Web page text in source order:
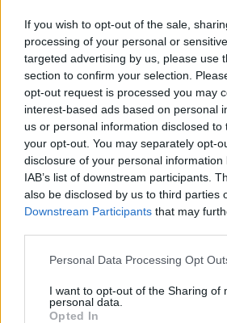
If you wish to opt-out of the sale,
processing of your personal or
targeted advertising by us, please use
section to confirm your selection.
opt-out request is processed you may
interest-based ads based on personal
us or personal information disclosed
your opt-out. You may separately opt-
disclosure of your personal
IAB’s list of downstream participants.
also be disclosed by us to third parties
Downstream Participants that may
Personal Data Processing Opt
I want to opt-out of the Sharing of
personal data.
Opted In